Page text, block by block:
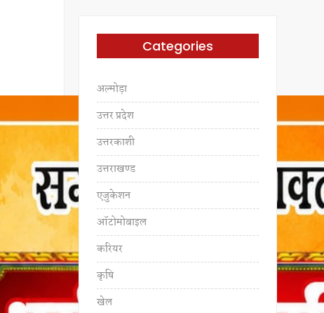
Categories
अल्मोड़ा
उत्तर प्रदेश
उत्तरकाशी
उत्तराखण्ड
एजुकेशन
ऑटोमोबाइल
करियर
कृषि
खेल